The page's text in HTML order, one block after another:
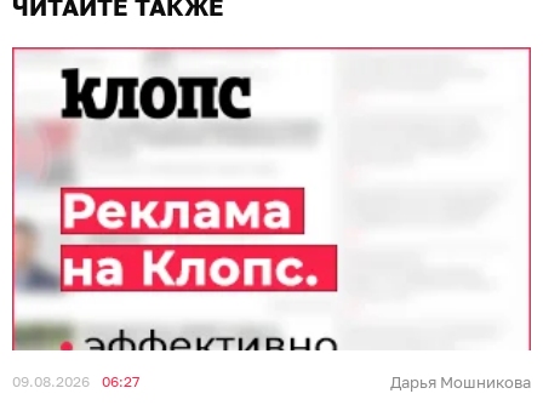
ЧИТАЙТЕ ТАКЖЕ
09.08.2026 06:27 Дарья Мошникова